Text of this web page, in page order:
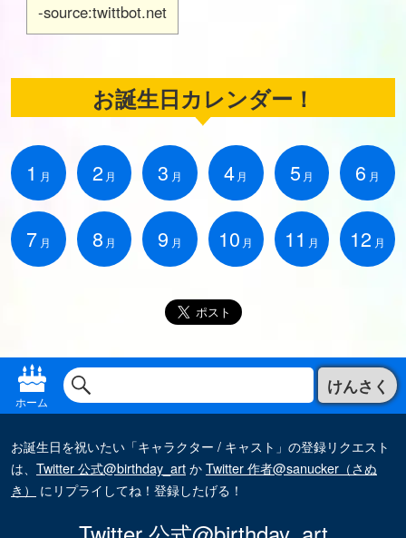
-source:twittbot.net
お誕生日カレンダー！
1 月 2 月 3 月 4 月 5 月 6 月
7 月 8 月 9 月 10 月 11 月 12 月
ホーム
けんさく
お誕生日を祝いたい「キャラクター / キャスト」の登録リクエスト
は、 Twitter 公式@birthday_artかTwitter 作者@sanucker（さぬ
き）
にリプライしてね！登録したげる！